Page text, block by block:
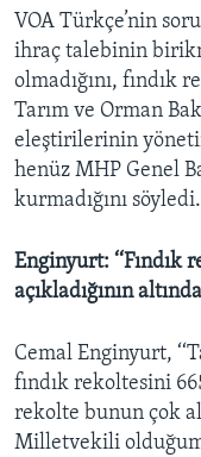
VOA Türkçe’nin
ihraç talebinin
olmadığını, fındık
Tarım ve Orman
eleştirilerinin
henüz MHP Genel
kurmadığını söyledi.
Enginyurt: ‘‘Fındık
açıkladığının
Cemal Enginyurt,
fındık rekoltesini
rekolte bunun çok
Milletvekili